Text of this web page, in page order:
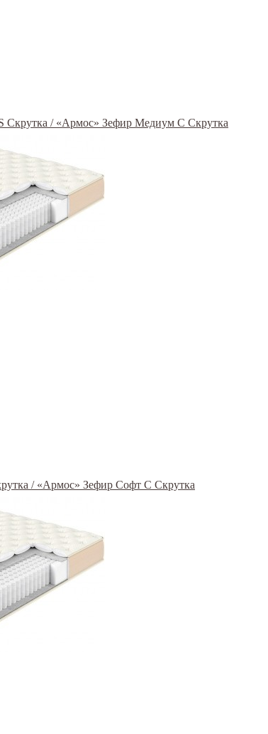
Скрутка / «Армос» Зефир Медиум С Скрутка
/ «Армос» Зефир Софт С Скрутка